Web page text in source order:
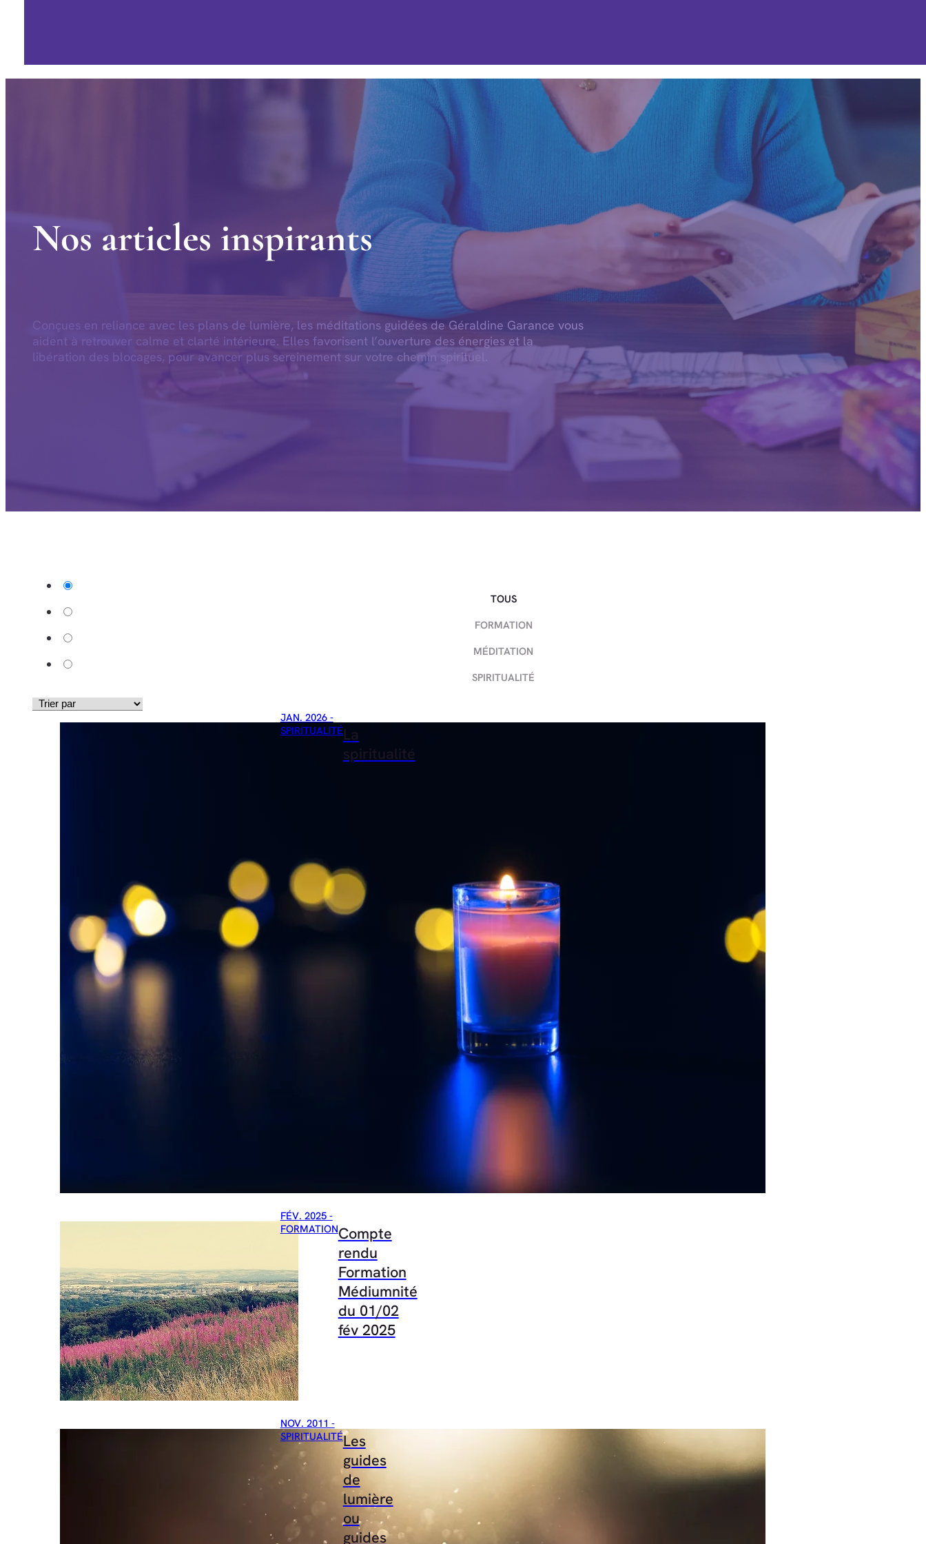
Nos articles inspirants
Conçues en reliance avec les plans de lumière, les méditations guidées de Géraldine Garance vous
aident à retrouver calme et clarté intérieure. Elles favorisent l’ouverture des énergies et la
libération des blocages, pour avancer plus sereinement sur votre chemin spirituel.
TOUS
FORMATION
MÉDITATION
SPIRITUALITÉ
JAN. 2026 -
SPIRITUALITÉLa
spiritualité
FÉV. 2025 -
FORMATIONCompte
rendu
Formation
Médiumnité
du 01/02
fév 2025
NOV. 2011 -
SPIRITUALITÉLes
guides
de
lumière
ou
guides